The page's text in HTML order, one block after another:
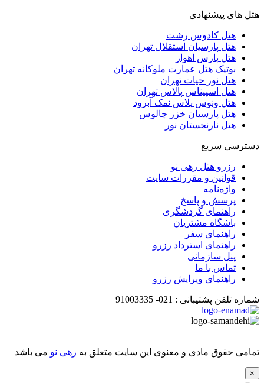
هتل های پیشنهادی
هتل کادوس رشت
هتل پارسیان استقلال تهران
هتل پارس اهواز
بوتیک هتل عمارت ملوکانه تهران
هتل نور حیات تهران
هتل اسپیناس پالاس تهران
هتل ونوس پلاس نمک آبرود
هتل پارسیان خزر چالوس
هتل نارنجستان نور
دسترسی سریع
رزرو هتل رهی نو
قوانین و مقررات سایت
واژه‌نامه
پرسش و پاسخ
راهنمای گردشگری
باشگاه مشتریان
راهنمای سفر
راهنمای استرداد رزرو
پنل سازمانی
تماس با ما
راهنمای ویرایش رزرو
شماره تلفن پشتیبانی : 021-
91003335
تمامی حقوق مادی و معنوی این سایت متعلق به رهی نو می باشد
×